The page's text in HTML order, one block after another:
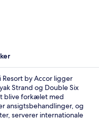
Resort by Accor ligger
Strand og Double Six
blive forkælet med
ansigtsbehandlinger, og
serverer internationale